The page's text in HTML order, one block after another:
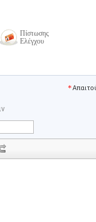
Πίστωσης
Ελέγχου